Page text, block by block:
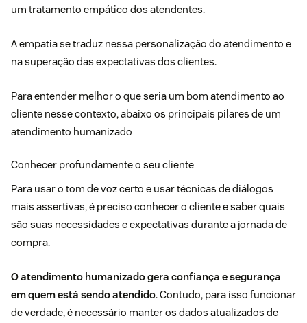
um tratamento empático dos atendentes.
A empatia se traduz nessa personalização do atendimento e
na superação das expectativas dos clientes.
Para entender melhor o que seria um bom atendimento ao
cliente nesse contexto, abaixo os principais pilares de um
atendimento humanizado
Conhecer profundamente o seu cliente
Para usar o tom de vozcerto e usar técnicas de diálogos
mais assertivas, é preciso conhecer o cliente e saber quais
são suas necessidades e expectativas durante a jornada de
compra.
O atendimento humanizado gera confiança e segurança
em quem está sendo atendido. Contudo, para isso funcionar
de verdade, é necessário manter os dados atualizados de